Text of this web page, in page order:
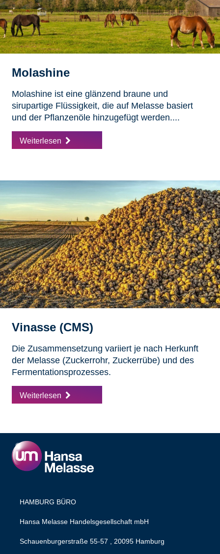
Molashine
Molashine ist eine glänzend braune und
sirupartige Flüssigkeit, die auf Melasse basiert
und der Pflanzenöle hinzugefügt werden....
Weiterlesen
Vinasse (CMS)
Die Zusammensetzung variiert je nach Herkunft
der Melasse (Zuckerrohr, Zuckerrübe) und des
Fermentationsprozesses.
Weiterlesen
HAMBURG BÜRO
Hansa Melasse Handelsgesellschaft mbH
Schauenburgerstraße 55-57 , 20095 Hamburg